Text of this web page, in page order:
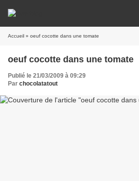
Accueil » oeuf cocotte dans une tomate
oeuf cocotte dans une tomate
Publié le 21/03/2009 à 09:29
Par chocolatatout